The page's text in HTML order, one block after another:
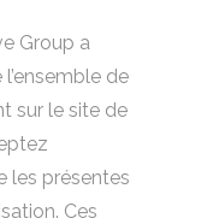
Group a
de
sur le site de
les présentes
Ces